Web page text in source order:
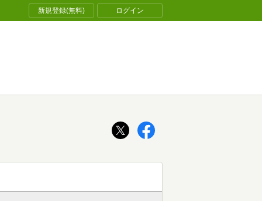
新規登録(無料) ログイン